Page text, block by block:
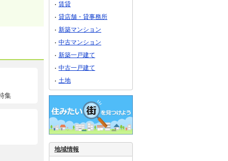
集
賃貸
貸店舗・貸事務所
新築マンション
中古マンション
新築一戸建て
中古一戸建て
土地
地域情報